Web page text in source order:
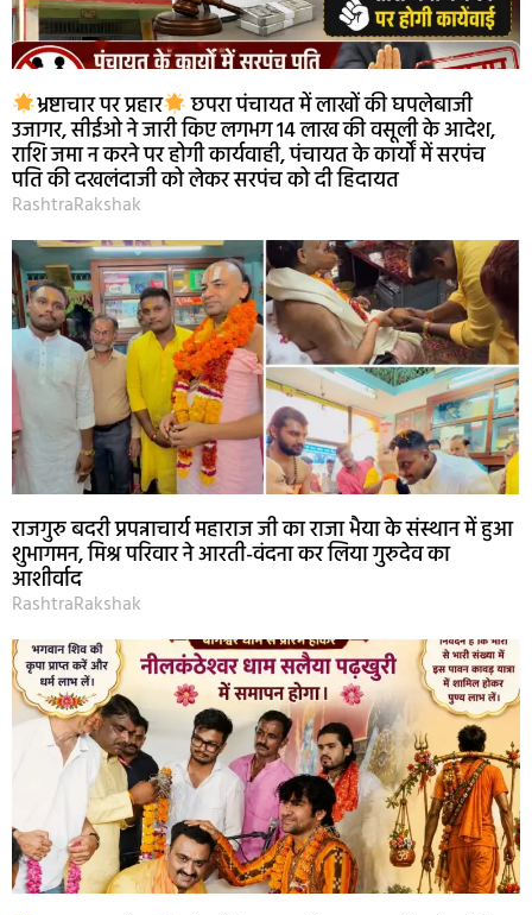
भ्रष्टाचार पर प्रहार छपरा पंचायत में लाखों की घपलेबाजी
उजागर, सीईओ ने जारी किए लगभग 14 लाख की वसूली के आदेश,
राशि जमा न करने पर होगी कार्यवाही, पंचायत के कार्यों में सरपंच
पति की दखलंदाजी को लेकर सरपंच को दी हिदायत
RashtraRakshak
राजगुरु बदरी प्रपन्नाचार्य महाराज जी का राजा भैया के संस्थान में हुआ
शुभागमन, मिश्र परिवार ने आरती-वंदना कर लिया गुरुदेव का
आशीर्वाद
RashtraRakshak